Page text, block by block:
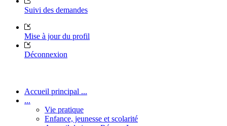
Suivi des demandes
Mise à jour du profil
Déconnexion
Accueil principal ...
...
Vie pratique
Enfance, jeunesse et scolarité